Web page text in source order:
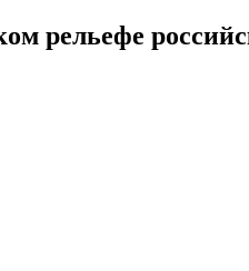
рельефе